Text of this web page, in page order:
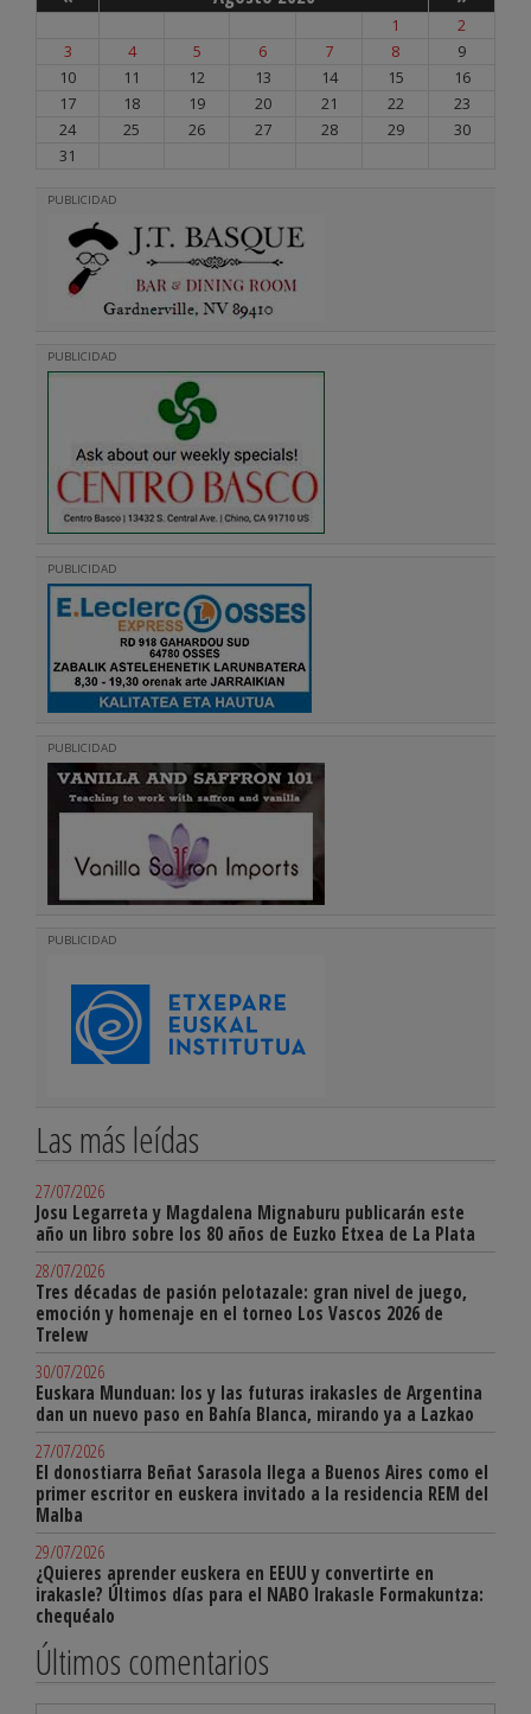
1
2
3
4 5 6 7 8
9
10
11 12 13 14 15
16
17
18 19 20 21 22
23
24
25 26 27 28 29
30
31
PUBLICIDAD
PUBLICIDAD
PUBLICIDAD
PUBLICIDAD
PUBLICIDAD
Las más leídas
27/07/2026
Josu Legarreta y Magdalena Mignaburu publicarán este
año un libro sobre los 80 años de Euzko Etxea de La Plata
28/07/2026
Tres décadas de pasión pelotazale: gran nivel de juego,
emoción y homenaje en el torneo Los Vascos 2026 de
Trelew
30/07/2026
Euskara Munduan: los y las futuras irakasles de Argentina
dan un nuevo paso en Bahía Blanca, mirando ya a Lazkao
27/07/2026
El donostiarra Beñat Sarasola llega a Buenos Aires como el
primer escritor en euskera invitado a la residencia REM del
Malba
29/07/2026
¿Quieres aprender euskera en EEUU y convertirte en
irakasle? Últimos días para el NABO Irakasle Formakuntza:
chequéalo
Últimos comentarios